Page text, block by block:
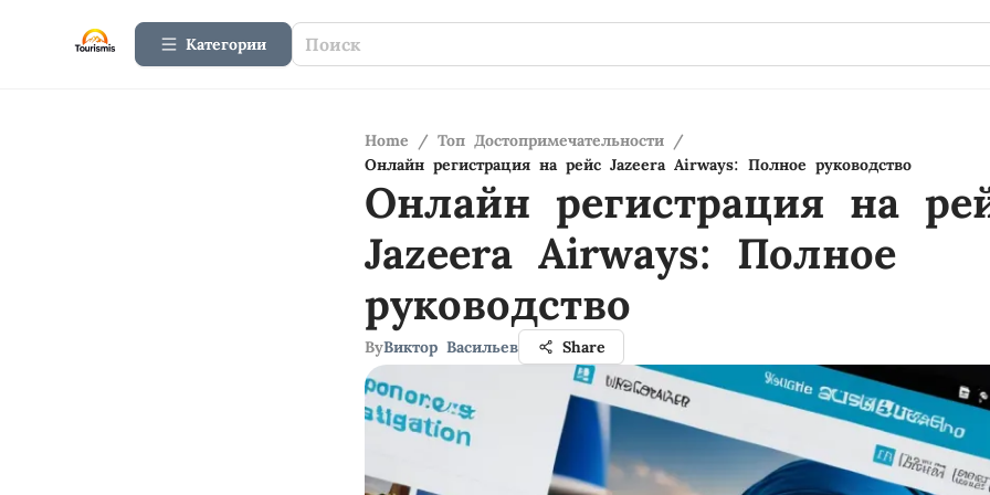
Категории
Home / Топ Достопримечательности /
Онлайн регистрация на рейс Jazeera Airways: Полное руководство
Онлайн регистрация на
Jazeera Airways: Полное
руководство
ByВиктор Васильев Share